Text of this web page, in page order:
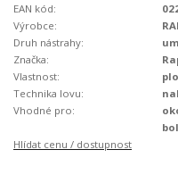
EAN kód:
Výrobce:
Druh nástrahy:
Značka:
Vlastnost:
Technika lovu:
Vhodné pro:
Hlídat cenu / dostupnost